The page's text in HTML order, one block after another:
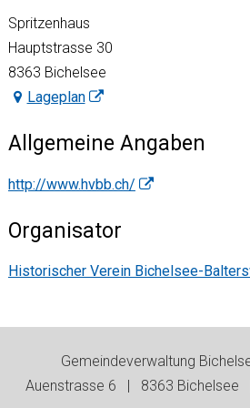
Spritzenhaus
Hauptstrasse 30
8363 Bichelsee
Lageplan
Allgemeine Angaben
http://www.hvbb.ch/
Organisator
Historischer Verein Bichelsee-
Gemeindeverwaltung
Auenstrasse 6 | 8363 Bichelsee